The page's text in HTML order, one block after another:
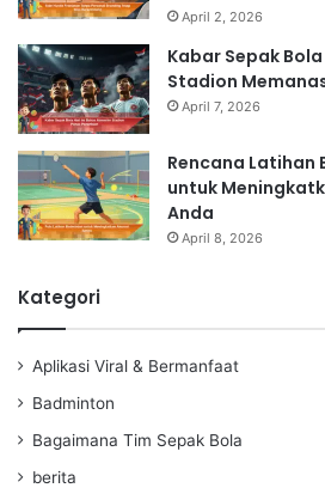
April 2, 2026
Kabar Sepak
Stadion
April 7, 2026
Rencana Latihan
untuk
Anda
April 8, 2026
Kategori
Aplikasi Viral & Bermanfaat
Badminton
Bagaimana Tim Sepak Bola
berita